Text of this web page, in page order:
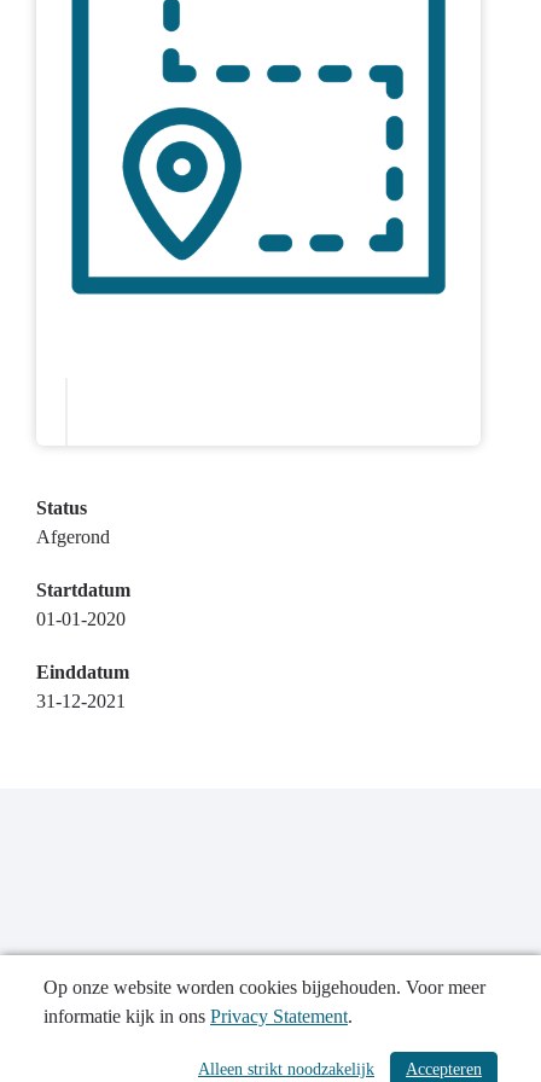
Status
Afgerond
Startdatum
01-01-2020
Einddatum
31-12-2021
/ 534
Publicatiedatum: 08-12-2023
Op onze website worden cookies bijgehouden. Voor meer
informatie kijk in ons Privacy Statement.
Accepteren
Alleen strikt noodzakelijk